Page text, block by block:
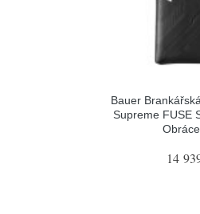
Bauer
Supreme FUSE
14